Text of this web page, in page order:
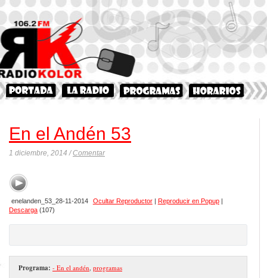
En el Andén 53
1 diciembre, 2014 /Comentar
enelanden_53_28-11-2014 Ocultar Reproductor| Reproducir en Popup|
Descarga (107)
Programa: - En el andén programas